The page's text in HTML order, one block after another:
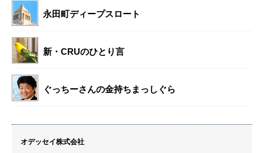
永田町ディープスロート
新・CRUのひとり言
ぐっちーさんの金持ちまっしぐら
オデッセイ株式会社